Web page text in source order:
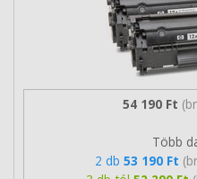
54 190 Ft
Több
2 db 53 190 Ft